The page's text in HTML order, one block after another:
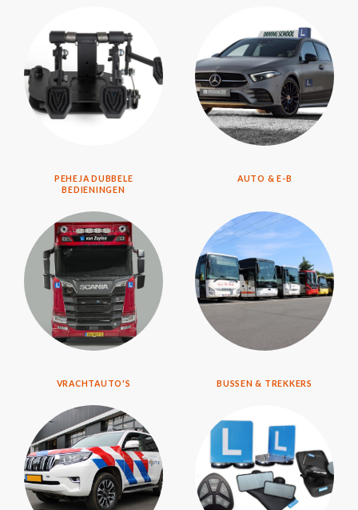
PEHEJA DUBBELE
BEDIENINGEN
AUTO & E-B
VRACHTAUTO'S BUSSEN & TREKKERS